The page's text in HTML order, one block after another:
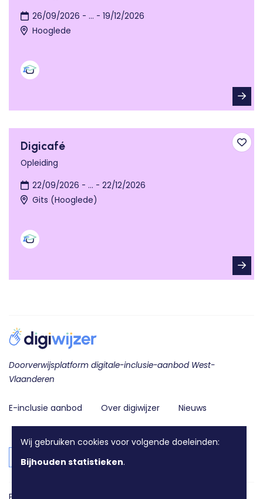
26/09/2026 - ... - 19/12/2026
Hooglede
Digicafé
Opleiding
22/09/2026 - ... - 22/12/2026
Gits (Hooglede)
Doorverwijsplatform digitale-inclusie-aanbod West-
Vlaanderen
E-inclusie aanbod Over digiwijzer
Nieuws
Login voor aanbieders
Wij gebruiken cookies voor volgende doeleinden:
Bijhouden statistieken.